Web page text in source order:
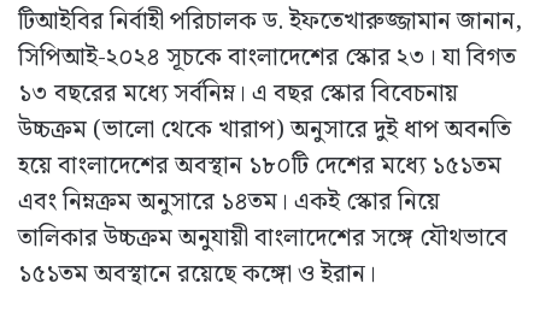
টিআইবির নির্বাহী পরিচালক ড. ইফতেখারুজ্জামান জানান,
সিপিআই-২০২৪ সূচকে বাংলাদেশের স্কোর ২৩। যা বিগত
১৩ বছরের মধ্যে সর্বনিম্ন। এ বছর স্কোর বিবেচনায়
উচ্চক্রম (ভালো থেকে খারাপ) অনুসারে দুই ধাপ অবনতি
হয়ে বাংলাদেশের অবস্থান ১৮০টি দেশের মধ্যে ১৫১তম
এবং নিম্নক্রম অনুসারে ১৪তম। একই স্কোর নিয়ে
তালিকার উচ্চক্রম অনুযায়ী বাংলাদেশের সঙ্গে যৌথভাবে
১৫১তম অবস্থানে রয়েছে কঙ্গো ও ইরান।